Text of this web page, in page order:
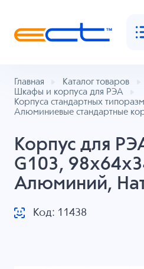
Главная
Каталог товаров
Шкафы и корпуса для РЭА
Корпуса стандартных
Алюминиевые стандартные
Корпус для
G103,
Алюминий,
Код: 11438